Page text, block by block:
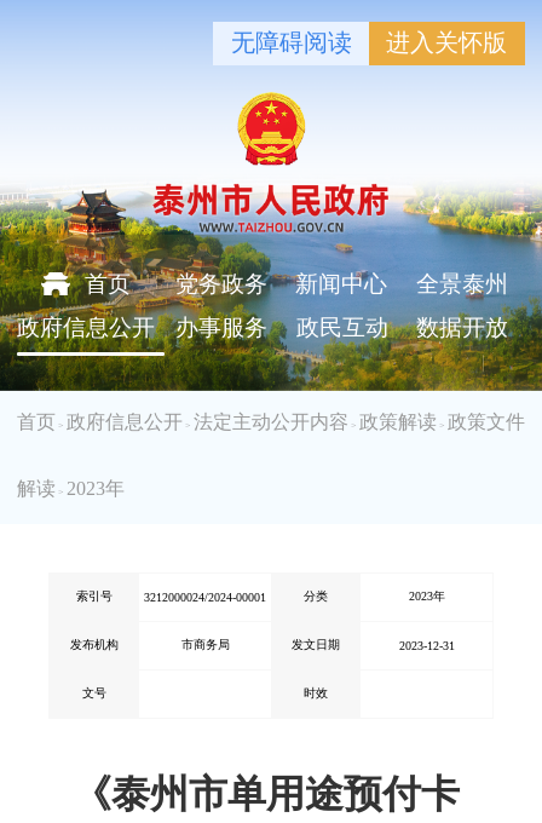
无障碍阅读 进入关怀版
首页 党务政务 新闻中心
全景泰州
政府信息公开
办事服务 政民互动 数据开放
首页 > 政府信息公开 > 法定主动公开内容 > 政策解读 > 政策文件
解读 > 2023年
索引号 3212000024/2024-00001 分类 2023年
发布机构 市商务局 发文日期 2023-12-31
文号 时效
《泰州市单用途预付卡